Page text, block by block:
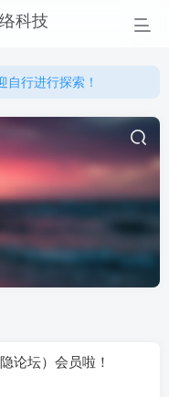
行进行探索！
行进行探索！
用我们的系统！
论坛）会员啦！